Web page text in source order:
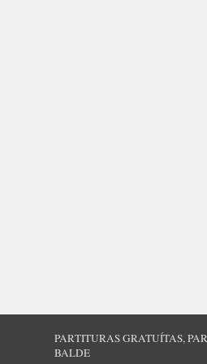
PARTITURAS GRATUÍTAS,
BALDE